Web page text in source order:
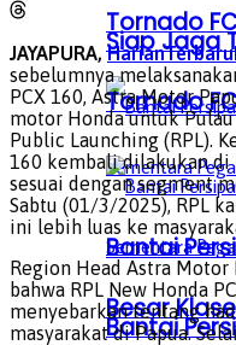
Tornado
Bantai
Besar
Siap Jaga
Tornado
Bantai
JAYAPURA,
sebelumnya
PCX 160, Astra Motor
motor Honda untuk
Public Launching (RPL).
160 kembali dilakukan di
sesuai dengan segment
Sabtu (01/3/2025), RPL
ini lebih luas ke
Region Head Astra Motor
bahwa RPL New Honda
menyebarkan tentang
masyarakat di Papua.